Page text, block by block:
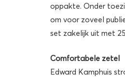
oppakte. Onder
om voor zoveel
set zakelijk uit met
Comfortabele zetel
Edward Kamphuis